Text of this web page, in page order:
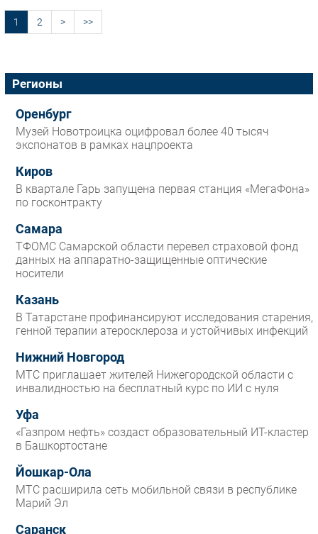
1 2 > >>
Регионы
Оренбург
Музей Новотроицка оцифровал более 40 тысяч
экспонатов в рамках нацпроекта
Киров
В квартале Гарь запущена первая станция «МегаФона»
по госконтракту
Самара
ТФОМС Самарской области перевел страховой фонд
данных на аппаратно-защищенные оптические
носители
Казань
В Татарстане профинансируют исследования старения,
генной терапии атеросклероза и устойчивых инфекций
Нижний Новгород
МТС приглашает жителей Нижегородской области с
инвалидностью на бесплатный курс по ИИ с нуля
Уфа
«Газпром нефть» создаст образовательный ИТ-кластер
в Башкортостане
Йошкар-Ола
МТС расширила сеть мобильной связи в республике
Марий Эл
Саранск